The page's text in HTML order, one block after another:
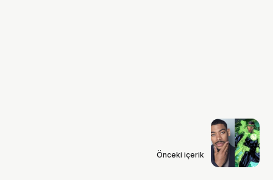
Önceki içerik